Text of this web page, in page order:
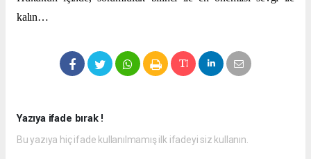
kalın…
Yazıya ifade bırak !
Bu yazıya hiç ifade kullanılmamış ilk ifadeyi siz kullanın.